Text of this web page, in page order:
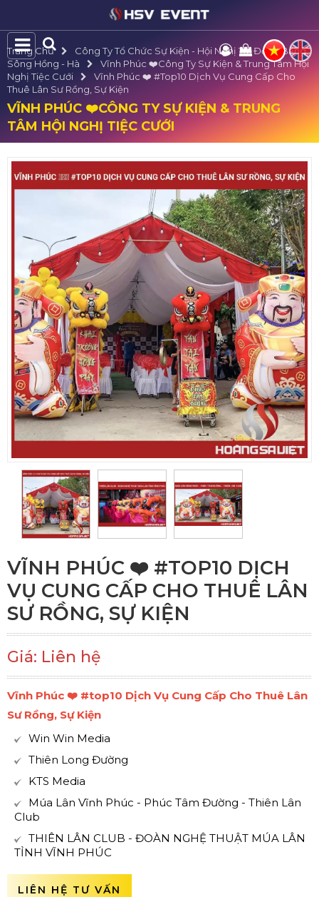
Trang Chủ
Công Ty Tổ Chức Sự Kiện - Hội Nghị Tại Đồng Bằng
Sông Hồng - Hà
Vĩnh Phúc ❤️️Công Ty Sự Kiện & Trung Tâm Hội
Nghị Tiệc Cưới
Vĩnh Phúc ❤️️ #top10 Dịch Vụ Cung Cấp Cho
Thuê Lân Sư Rồng, Sự Kiện
VĨNH PHÚC ❤️️CÔNG TY SỰ KIỆN & TRUNG
TÂM HỘI NGHỊ TIỆC CƯỚI
VĨNH PHÚC ❤️️ #TOP10 DỊCH
VỤ CUNG CẤP CHO THUÊ LÂN
SƯ RỒNG, SỰ KIỆN
Giá: Liên hệ
Vĩnh Phúc ❤️️ #top10 Dịch Vụ Cung Cấp Cho Thuê Lân
Sư Rồng, Sự Kiện
Win Win Media
Thiên Long Đường
KTS Media
Múa Lân Vĩnh Phúc - Phúc Tâm Đường - Thiên Lân
Club
THIÊN LÂN CLUB - ĐOÀN NGHỆ THUẬT MÚA LÂN
TỈNH VĨNH PHÚC
LIÊN HỆ TƯ VẤN